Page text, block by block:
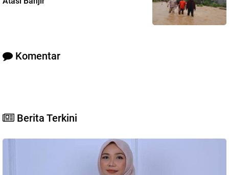
Komentar
Berita Terkini